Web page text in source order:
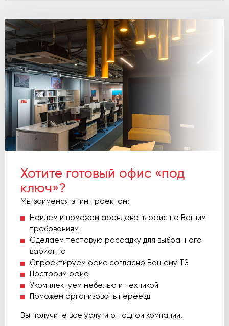
Хотите готовый офис «под
ключ»?
Мы займемся этим проектом:
Найдем и поможем арендовать офис по Вашим
требованиям
Сделаем тестовую рассадку для выбранного
варианта
Спроектируем офис согласно Вашему ТЗ
Построим офис
Укомплектуем мебелью и техникой
Поможем организовать переезд
Вы получите все услуги от одной компании.